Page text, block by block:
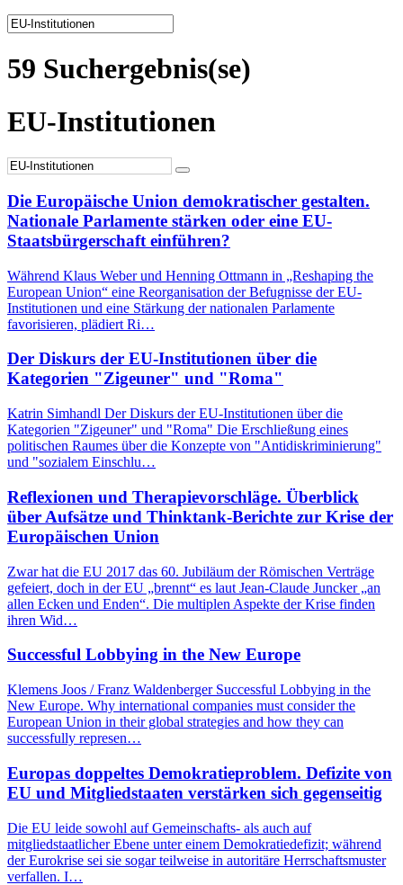
59 Suchergebnis(se)
EU-Institutionen
Die Europäische Union demokratischer gestalten.
Nationale Parlamente stärken oder eine EU-
Staatsbürgerschaft einführen?
Während Klaus Weber und Henning Ottmann in „Reshaping the
European Union“ eine Reorganisation der Befugnisse der EU-
Institutionen und eine Stärkung der nationalen Parlamente
favorisieren, plädiert Ri…
Der Diskurs der EU-Institutionen über die
Kategorien "Zigeuner" und "Roma"
Katrin Simhandl Der Diskurs der EU-Institutionen über die
Kategorien "Zigeuner" und "Roma" Die Erschließung eines
politischen Raumes über die Konzepte von "Antidiskriminierung"
und "sozialem Einschlu…
Reflexionen und Therapievorschläge. Überblick
über Aufsätze und Thinktank-Berichte zur Krise der
Europäischen Union
Zwar hat die EU 2017 das 60. Jubiläum der Römischen Verträge
gefeiert, doch in der EU „brennt“ es laut Jean-Claude Juncker „an
allen Ecken und Enden“. Die multiplen Aspekte der Krise finden
ihren Wid…
Successful Lobbying in the New Europe
Klemens Joos / Franz Waldenberger Successful Lobbying in the
New Europe. Why international companies must consider the
European Union in their global strategies and how they can
successfully represen…
Europas doppeltes Demokratieproblem. Defizite von
EU und Mitgliedstaaten verstärken sich gegenseitig
Die EU leide sowohl auf Gemeinschafts- als auch auf
mitgliedstaatlicher Ebene unter einem Demokratiedefizit; während
der Eurokrise sei sie sogar teilweise in autoritäre Herrschaftsmuster
verfallen. I…